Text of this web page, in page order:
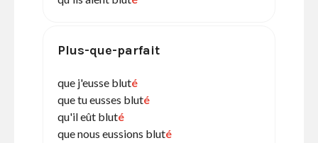
Plus-que-parfait
que j'eusse bluté
que tu eusses bluté
qu'il eût bluté
que nous eussions bluté